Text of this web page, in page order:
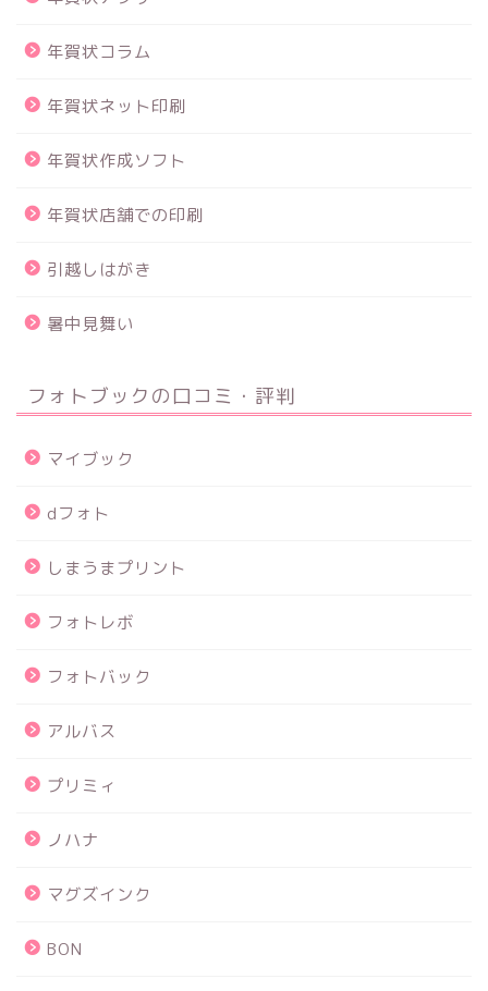
年賀状コラム
年賀状ネット印刷
年賀状作成ソフト
年賀状店舗での印刷
引越しはがき
暑中見舞い
フォトブックの口コミ・評判
マイブック
dフォト
しまうまプリント
フォトレボ
フォトバック
アルバス
プリミィ
ノハナ
マグズインク
BON